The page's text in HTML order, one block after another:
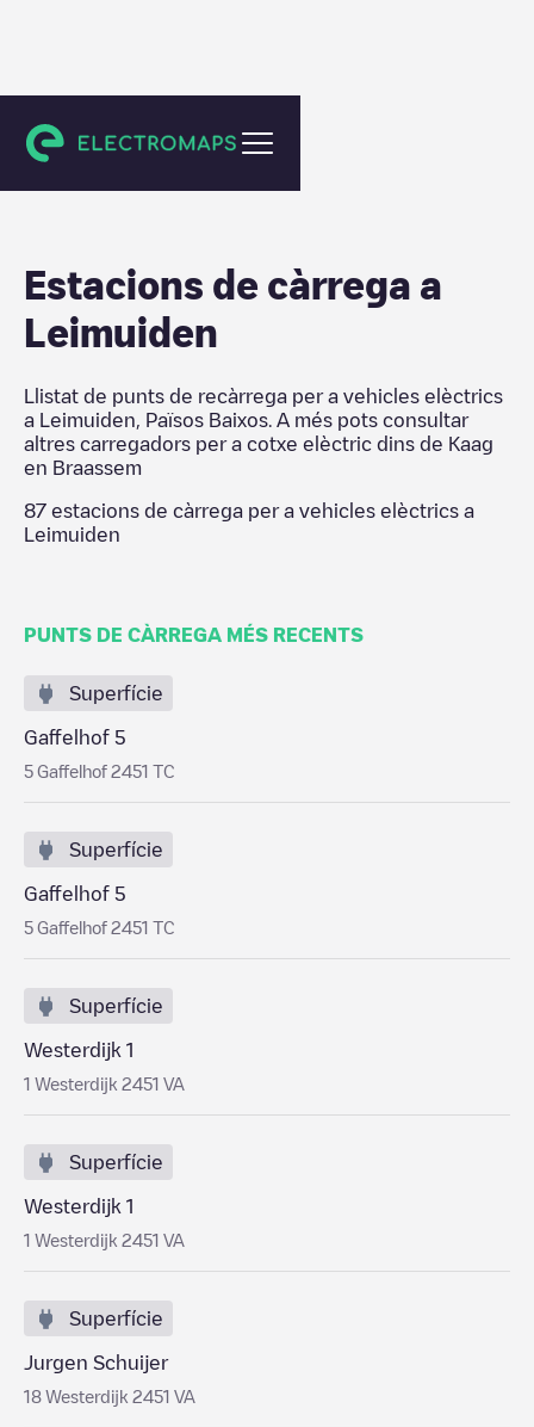
Kaag en Braassem
Estacions de càrrega a
Leimuiden
Llistat de punts de recàrrega per a vehicles elèctrics
a
Leimuiden Països Baixos . A més pots consultar
altres carregadors per a cotxe elèctric dins de Kaag
en Braassem
87 estacions de càrrega per a vehicles elèctrics a
Leimuiden
PUNTS DE CÀRREGA MÉS RECENTS
Superfície
Gaffelhof 5
5 Gaffelhof 2451 TC
Superfície
Gaffelhof 5
5 Gaffelhof 2451 TC
Superfície
Westerdijk 1
1 Westerdijk 2451 VA
Superfície
Westerdijk 1
1 Westerdijk 2451 VA
Superfície
Jurgen Schuijer
18 Westerdijk 2451 VA